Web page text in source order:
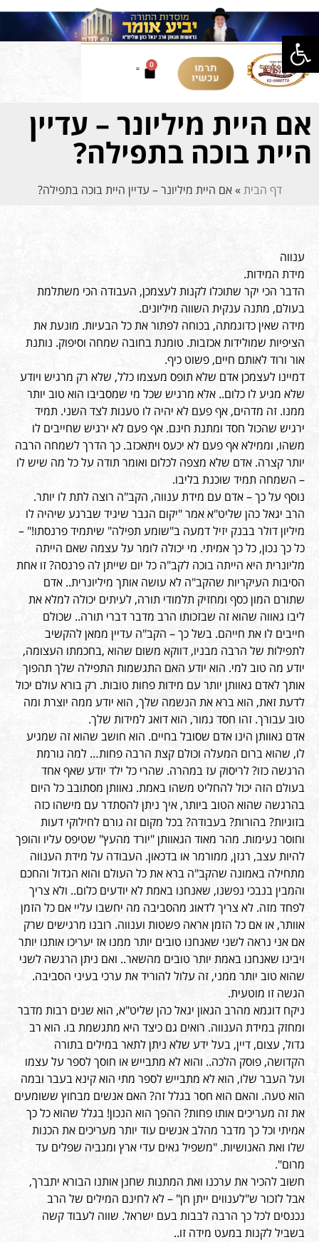
פתח סרגל נגישות
תרמו
עכשיו
0
אם היית מיליונר – עדיין
היית בוכה בתפילה?
דף הבית »אם היית מיליונר – עדיין היית בוכה בתפילה?
ענווה
מידת המידות.
הדבר הכי יקר שתוכלו לקנות לעצמכן, העבודה הכי משתלמת
בעולם, מתנה ענקית השווה מיליונים.
מידה שאין כדוגמתה, בכוחה לפתור את כל הבעיות. מונעת את
הציפיות שמולידות אכזבות. טומנת בחובה שמחה וסיפוק. נותנת
אור ורוד לאותם חיים, פשוט כיף.
דמיינו לעצמכן אדם שלא תופס מעצמו כלל, שלא רק מרגיש ויודע
שלא מגיע לו כלום.. אלא מרגיש שכל מי שמסביבו הוא טוב יותר
ממנו. זה מדהים, אף פעם לא יהיה לו טענות לצד השני. תמיד
ירגיש שהכול חסד ומתנת חינם. אף פעם לא ירגיש שחייבים לו
משהו, וממילא אף פעם לא יכעס ויתאכזב. כך הדרך לשמחה הרבה
יותר קצרה. אדם שלא מצפה לכלום ואומר תודה על כל מה שיש לו
– השמחה תמיד שוכנת בליבו.
נוסף על כך – אדם עם מידת ענווה, הקב"ה רוצה לתת לו יותר.
הרב יגאל כהן שליט"א אמר "יקום הגבר שיגיד שברגע שיהיה לו
מיליון דולר בבנק יזיל דמעה ב"שומע תפילה" שיתמיד פרנסתו!" –
כל כך נכון, כל כך אמיתי. מי יכולה לומר על עצמה שאם הייתה
מליונרית היא הייתה בוכה לקב"ה כל יום שייתן לה פרנסה? זו אחת
הסיבות העיקריות שהקב"ה לא עושה אותך מיליונרית.. אדם
שתורם המון כסף ומחזיק תלמודי תורה, לעיתים יכולה למלא את
ליבו גאווה שהוא זה שבזכותו הרב מדבר דברי תורה.. שכולם
חייבים לו את חייהם. בשל כך – הקב"ה עדיין ממאן להקשיב
לתפילות של הרבה מבניו, דווקא משום שהוא ,בחכמתו העצומה,
יודע מה טוב למי. הוא יודע האם התגשמות התפילה שלך תהפוך
אותך לאדם גאוותן יותר עם מידות פחות טובות. רק בורא עולם יכול
לדעת זאת, הוא ברא את הנשמה שלך, הוא יודע ממה יוצרת ומה
טוב עבורך. זהו חסד גמור, הוא דואג למידות שלך.
אדם גאוותן הינו אדם שסובל בחיים. הוא חושב שהוא זה שמגיע
לו, שהוא ברום המעלה וכולם קצת הרבה פחות… למה גורמת
הרגשה כזו? לריסוק עז במהרה. שהרי כל ילד יודע שאף אחד
בעולם הזה יכול להחליט משהו באמת. גאוותן מסתובב כל היום
בהרגשה שהוא הטוב ביותר, איך ניתן להסתדר עם מישהו כזה
בזוגיות? בהורות? בעבודה? בכל מקום זה גורם לחילוקי דעות
וחוסר נעימות. מהר מאוד הגאוותן "יורד מהעץ" שטיפס עליו והופך
להיות עצב, רגזן, ממורמר או בדכאון. העבודה על מידת הענווה
מתחילה באמונה שהקב"ה ברא את כל העולם והוא הגדול והחכם
והמבין בנבכי נפשנו, שאנחנו באמת לא יודעים כלום.. ולא צריך
לפחד מזה. לא צריך לדאוג מהסביבה מה יחשבו עליי אם כל הזמן
אוותר, או אם כל הזמן אראה פשטות וענווה. רובנו מרגישים שרק
אם אני נראה לשני שאנחנו טובים יותר ממנו אז יעריכו אותנו יותר
ויבינו שאנחנו באמת יותר טובים מהשאר.. ואם ניתן הרגשה לשני
שהוא טוב יותר ממני, זה עלול להוריד את ערכי בעיני הסביבה.
הגשה זו מוטעית.
ניקח דוגמא מהרב הגאון יגאל כהן שליט"א, הוא שנים רבות מדבר
ומחזק במידת הענווה. רואים גם כיצד היא מתגשמת בו. הוא רב
גדול, עצום, דיין, בעל ידע שלא ניתן לתאר במילים בתורה
הקדושה, פוסק הלכה.. והוא לא מתבייש או חוסך לספר על עצמו
ועל העבר שלו, הוא לא מתבייש לספר מתי הוא קינא בעבר ובמה
הוא טעה. והאם הוא חסר בגלל זה? האם אנשים מבחוץ ששומעים
את זה מעריכים אותו פחות? ההפך הוא הנכון! בגלל שהוא כל כך
אמיתי וכל כך מדבר מהלב אנשים עוד יותר מעריכים את הכנות
שלו ואת האנושיות. "משפיל גאים עדי ארץ ומגביה שפלים עד
מרום".
חשוב להכיר את ערכנו ואת המתנות שחנן אותנו הבורא יתברך,
אבל לזכור ש"לענווים ייתן חן" – לא לחינם המילים של הרב
נכנסים לכל כך הרבה לבבות בעם ישראל. שווה לעבוד קשה
בשביל לקנות במעט מידה זו..